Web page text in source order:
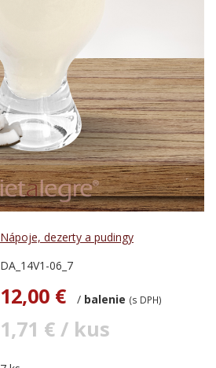
Nápoje, dezerty a pudingy
DA_14V1-06_7
12,00 € / balenie (s DPH)
1,71 € / kus